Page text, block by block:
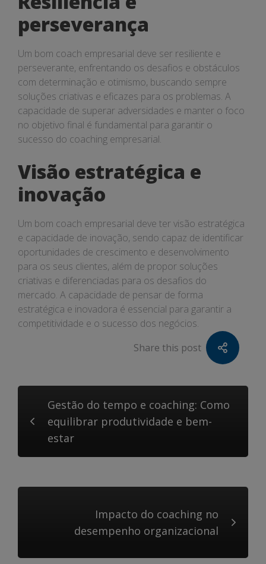
perseverança
Um bom coach empresarial deve ser resiliente e
perseverante, enfrentando os desafios e obstáculos
com determinação e otimismo, buscando sempre
soluções criativas e eficazes para os problemas. A
capacidade de superar adversidades e manter o foco
no objetivo final é fundamental para garantir o
sucesso do coaching empresarial.
Visão estratégica e
inovação
Um bom coach empresarial deve ter visão estratégica
e capacidade de inovação, sendo capaz de identificar
oportunidades de crescimento e desenvolvimento
para os seus clientes, além de propor soluções
criativas e diferenciadas para os desafios do
mercado. A capacidade de pensar de forma
estratégica e inovadora é essencial para garantir a
competitividade e o sucesso dos negócios.
Share this post
Gestão do tempo e coaching: Como
equilibrar produtividade e bem-
estar
Impacto do coaching no
desempenho organizacional